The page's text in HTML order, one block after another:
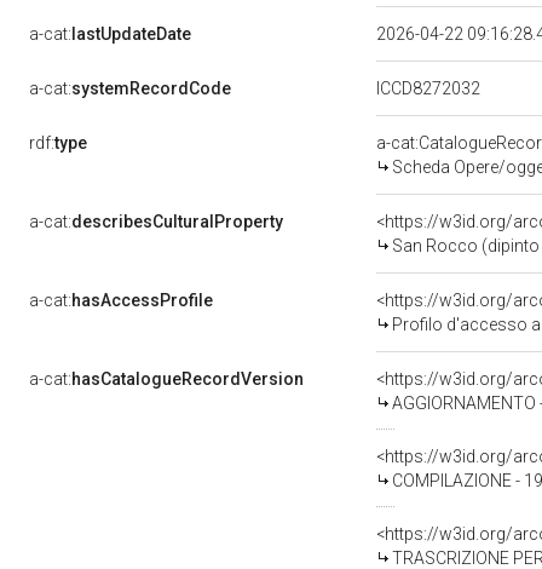
a-cat: lastUpdateDate 2026-04-22
a-cat:systemRecordCode ICCD8272032
rdf:type
a-
Scheda Opere/
a-cat:describesCulturalProperty
<https://w3id.org/
San Rocco
a-cat:hasAccessProfile
<https://w3id.org/
Profilo d'accesso
a-cat:hasCatalogueRecordVersion
<https://w3id.org/
<https://w3id.org/
COMPILAZIONE -
<https://w3id.org/
TRASCRIZIONE